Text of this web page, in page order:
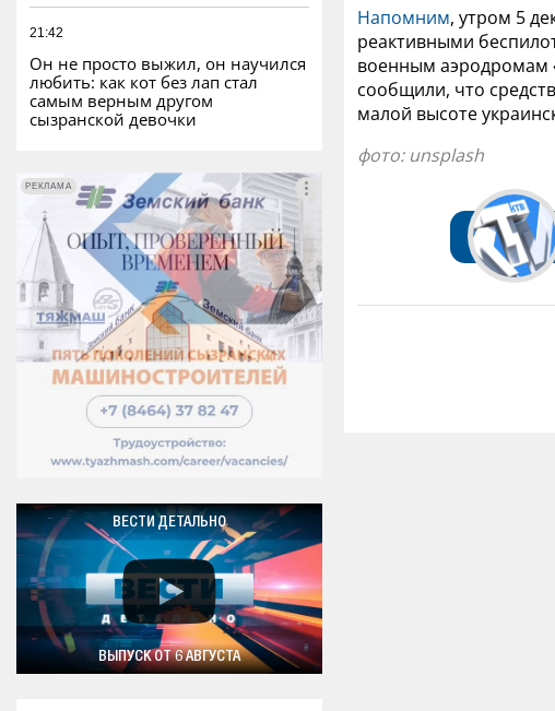
21:42
Он не просто выжил, он научился
любить: как кот без лап стал
самым верным другом
сызранской девочки
РЕКЛАМА
РЕКЛАМА
ВЕСТИ ДЕТАЛЬНО
ВЫПУСК ОТ 6 АВГУСТА
Напомним, утром 5
реактивными
военным аэродромам
сообщили, что
малой высоте
фото: unsplash